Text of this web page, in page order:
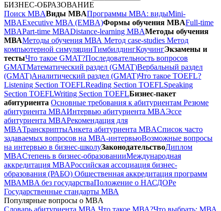
БИЗНЕС-ОБРАЗОВАНИЕ
Поиск MBAВиды MBAПрограммы МВА: видыMini-
MBAExecutive MBA (EMBA)Формы обучения MBAFull-time
MBAPart-time МВАDistance-learning MBAМетоды обучения
МВАМетоды обучения МВА Метод case-studies Метод
компьютерной симуляцииТимбилдингКоучингЭкзамены и
тестыЧто такое GMAT?Последовательность вопросов
GMATМатематический раздел (GMAT)Вербальный раздел
(GMAT)Аналитический раздел (GMAT)Что такое TOEFL?
Listening Section TOEFLReading Section TOEFLSpeaking
Section TOEFLWriting Section TOEFLБизнес-пакет
абитуриента Основные требования к абитуриентам Резюме
абитуриента MBAИнтервью абитуриента MBAЭссе
абитуриента MBAРекомендация для
MBAТранскриптыАнкета абитуриента MBAСписок часто
задаваемых вопросов на МВА-интервьюВозможные вопросы
на интервью в бизнес-школуЗаконодательствоДиплом
MBAСтепень в бизнес-образованииМеждународная
аккредитация MBAРоссийская ассоциация бизнес-
образования (РАБО) Общественная аккредитация программ
МВАMBA без государстваПоложение о НАСДОРе
Государственные стандарты МВА
Популярные вопросы о MBA